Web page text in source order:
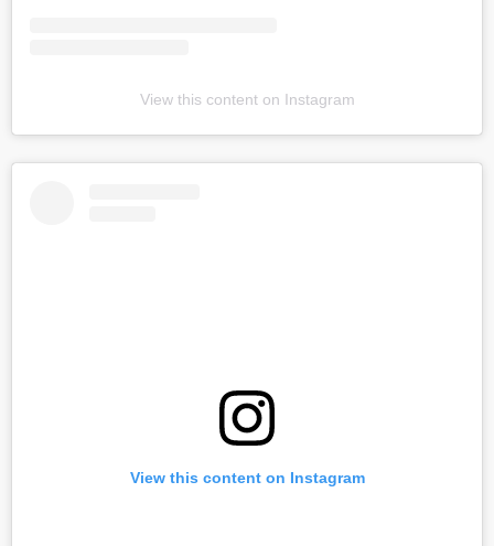
View this content on Instagram
View this content on Instagram